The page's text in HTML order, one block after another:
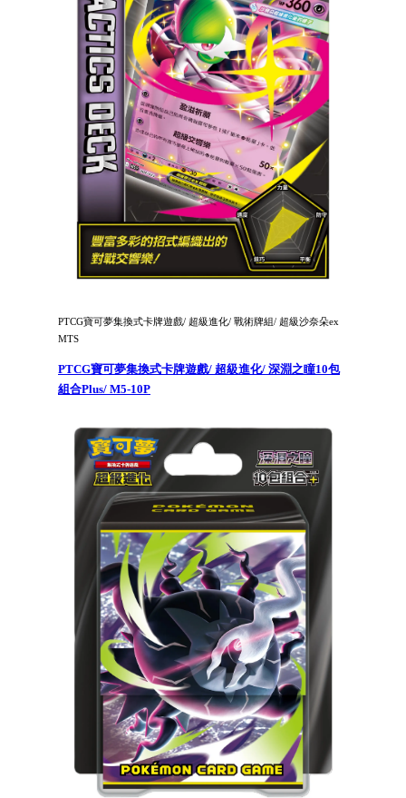
PTCG寶可夢集換式卡牌遊戲/ 超級進化/ 戰術牌組/ 超級沙奈朵ex
MTS
PTCG寶可夢集換式卡牌遊戲/ 超級進化/ 深淵之瞳10包
組合Plus/ M5-10P